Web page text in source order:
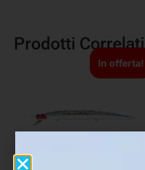
Prodotti Correlati
In offerta!